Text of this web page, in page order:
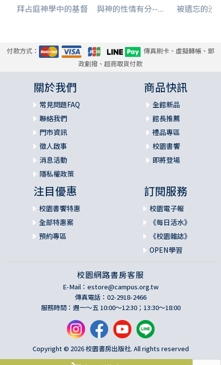
拜占庭神學中的基督 與神的性情有分--... 被遺忘的沙
付款方式：
傳真刷卡、虛擬轉帳、郵
政劃撥、超商取貨付款
關於我們
常見問題FAQ
聯絡我們
門市資訊
徵人啟事
消息活動
隱私權政策
商品快訊
全館新品
館長推薦
禮品專區
校園書饗
即將登場
注目優惠
校園書饗特惠
全部特惠案
預約專區
訂閱服務
校園電子報
《每日活水》
《校園雜誌》
OPEN學習
校園網路書房客服
E-Mail： estore@campus.org.tw
傳真電話：02-2918-2466
服務時間：週一～五 10:00～12:30；13:30～18:00
Copyright © 2026 校園書房出版社. All rights reserved